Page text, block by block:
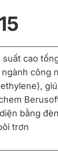
cao
công
bằng
trơn